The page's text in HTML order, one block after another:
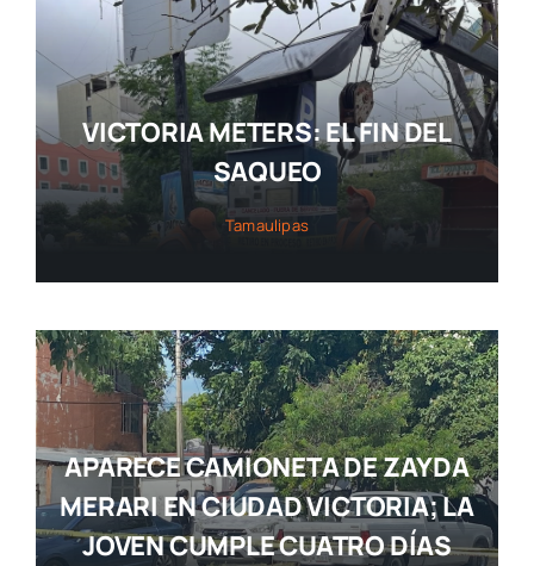
VICTORIA METERS: EL FIN DEL
SAQUEO
Tamaulipas
APARECE CAMIONETA DE ZAYDA
MERARI EN CIUDAD VICTORIA; LA
JOVEN CUMPLE CUATRO DÍAS